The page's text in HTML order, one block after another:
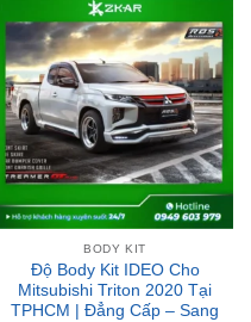
BODY KIT
Độ Body Kit IDEO Cho
Mitsubishi Triton 2020 Tại
TPHCM | Đẳng Cấp – Sang
Trọng
Liên hệ nhận giá ưu đãi